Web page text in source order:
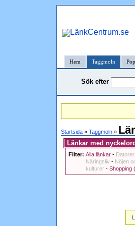
Hem Taggmoln
Sök efter
Startsida » Taggmoln »
Länkar med
Filter: Alla länkar - Datorer
Näringsliv - Nöjen
kulturer - Shopping